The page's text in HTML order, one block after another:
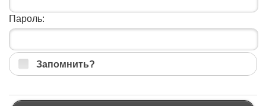
Пароль:
Запомнить?